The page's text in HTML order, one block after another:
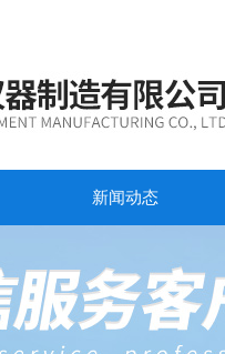
新闻动态